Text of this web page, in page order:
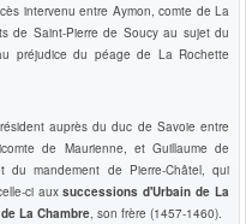
intervenu entre Aymon, comte de La
de Saint-Pierre de Soucy au sujet du
préjudice du péage de La Rochette
auprès du duc de Savoie entre
de Maurienne, et Guillaume de
du mandement de Pierre-Châtel, qui
ci auxsuccessions d'Urbain de La
La Chambre, son frère (1457-1460).